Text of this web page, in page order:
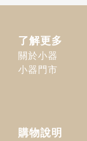
了解更多
關於小器
小器門市
購物說明